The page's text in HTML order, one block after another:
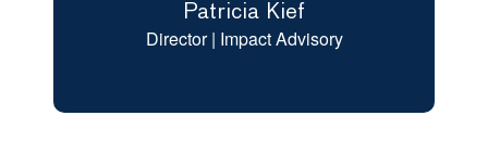
Patricia Kief
Director | Impact Advisory